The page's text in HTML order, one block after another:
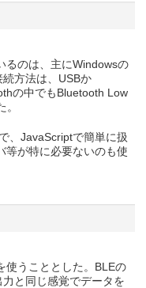
るのは、主にWindowsの
方法は、USBか
の中でもBluetooth Low
、JavaScriptで簡単に扱
等が特に必要ないのも使
使うこととした。BLEの
と同じ感覚でデータを